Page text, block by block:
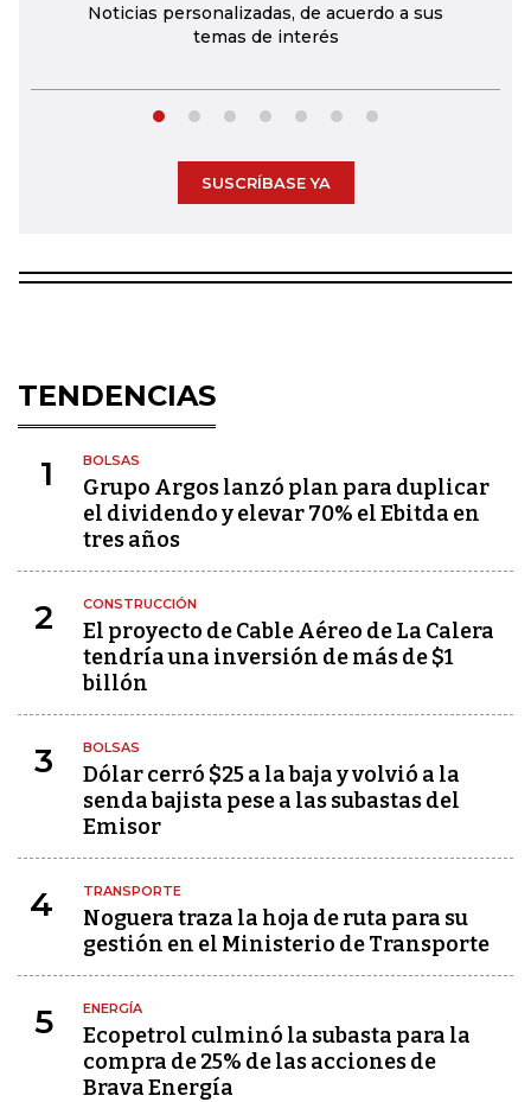
Noticias personalizadas, de acuerdo a sus
temas de interés
SUSCRÍBASE YA
TENDENCIAS
1 BOLSAS
Grupo Argos lanzó plan para duplicar
el dividendo y elevar 70% el Ebitda en
tres años
2 CONSTRUCCIÓN
El proyecto de Cable Aéreo de La Calera
tendría una inversión de más de $1
billón
3 BOLSAS
Dólar cerró $25 a la baja y volvió a la
senda bajista pese a las subastas del
Emisor
4 TRANSPORTE
Noguera traza la hoja de ruta para su
gestión en el Ministerio de Transporte
5 ENERGÍA
Ecopetrol culminó la subasta para la
compra de 25% de las acciones de
Brava Energía